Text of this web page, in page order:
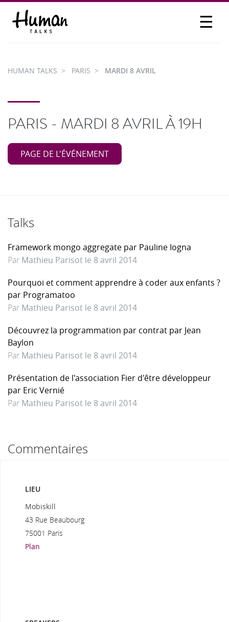
☰
PARTICIPER
HUMAN TALKS PARIS MARDI 8 AVRIL
PARIS - MARDI 8 AVRIL À 19H
PAGE DE L'ÉVÉNEMENT
Talks
Framework mongo aggregate par Pauline Iogna
Par Mathieu Parisot le 8 avril 2014
Pourquoi et comment apprendre à coder aux enfants ?
par Programatoo
Par Mathieu Parisot le 8 avril 2014
Découvrez la programmation par contrat par Jean
Baylon
Par Mathieu Parisot le 8 avril 2014
Présentation de l'association Fier d'être développeur
par Eric Vernié
Par Mathieu Parisot le 8 avril 2014
Commentaires
LIEU
Mobiskill
43 Rue Beaubourg
75001 Paris
Plan